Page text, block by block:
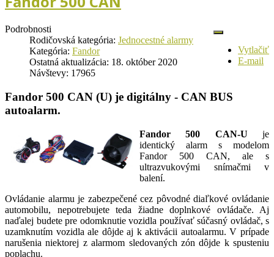
Vytlačiť
E-mail
Podrobnosti
Rodičovská kategória: Jednocestné alarmy
Kategória: Fandor
Ostatná aktualizácia: 18. október 2020
Návštevy: 17965
Fandor 500 CAN (U) je digitálny - CAN BUS
autoalarm.
Fandor 500 CAN-U je
identický alarm s modelom
Fandor 500 CAN, ale s
ultrazvukovými snímačmi v
balení.
Ovládanie alarmu je zabezpečené cez pôvodné diaľkové ovládanie
automobilu, nepotrebujete teda žiadne doplnkové ovládače. Aj
naďalej budete pre odomknutie vozidla používať súčasný ovládač, s
uzamknutím vozidla ale dôjde aj k aktivácii autoalarmu. V prípade
narušenia niektorej z alarmom sledovaných zón dôjde k spusteniu
poplachu.